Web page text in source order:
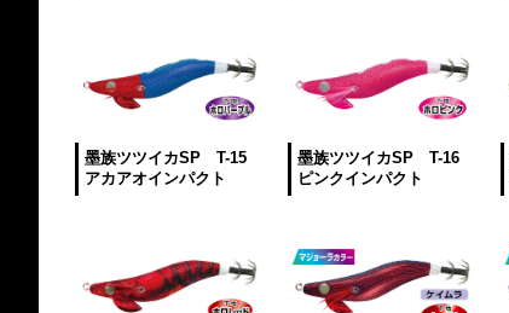
墨族ツツイカSP T-15
アカアオインパクト
墨族ツツイカSP T-16
ピンクインパクト